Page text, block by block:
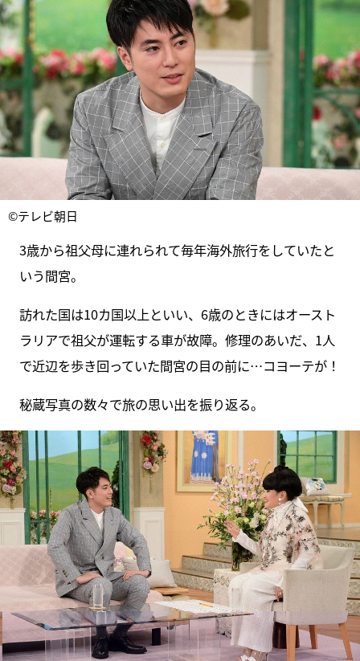
©テレビ朝日
3歳から祖父母に連れられて毎年海外旅行をしていたと
いう間宮。
訪れた国は10カ国以上といい、6歳のときにはオースト
ラリアで祖父が運転する車が故障。修理のあいだ、1人
で近辺を歩き回っていた間宮の目の前に…コヨーテが！
秘蔵写真の数々で旅の思い出を振り返る。